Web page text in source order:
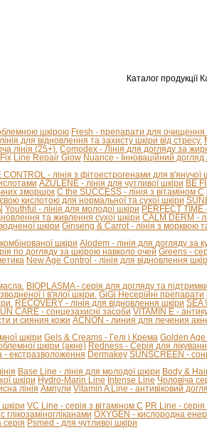
Каталог продукції
шкірою Fresh - препарати для очищення
для відновлення та захисту шкіри від стресу.
лінія (25+). Comodex - Лінія для догляду за
Line Repair Glow Nuance - Інноваційний
CONTROL - лінія з фітоестрогенами для в'янучої
AZULENE - лінія для чутливої ​​шкіри BE
зморшок C the SUCCESS - лінія з вітаміном С
кислотою для нормальної та сухої шкіри
Youthful - лінія для молодої шкіри PERFECT TIME
та живлення сухої шкіри CALM DERM -
шкіри Ginseng & Carrot - лінія з морквою
шкіри Alodem - лінія для догляду за
по догляду за шкірою навколо очей Greens -
New Age Control - лінія для відновлення
BIOPLASMA - серія для догляду та
і в'ялої шкіри. GiGi Несерійні препарати
RECOVERY - лінія для відновлення шкіри SEA
CARE - сонцезахисні засоби VITAMIN E -
и сияния кожи ACNON - линия для лечения
шкіри Gels & Creams - Гелі і Крема Golden Age
шкіри (акне) Redness - Серія для
- екстразволоження Dermakey SUNSCREEN -
Base Line - лінія для молодої шкіри Body &
шкіри Hydro-Marin Line Intense Line Чоловіча
лінія Ампули Vitamin A Line - антивіковий
VC Line - серія з вітаміном С PR Line -
OXYGEN - кислородна
Psmed - для чутливої шкіри